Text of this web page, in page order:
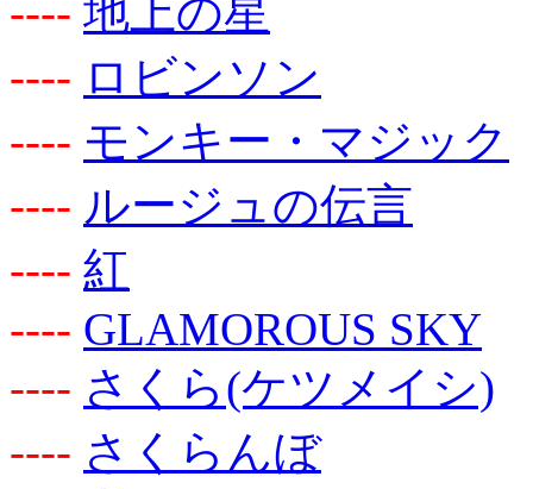
---- 地上の星
---- ロビンソン
---- モンキー・マジック
---- ルージュの伝言
---- 紅
---- GLAMOROUS SKY
---- さくら(ケツメイシ)
---- さくらんぼ